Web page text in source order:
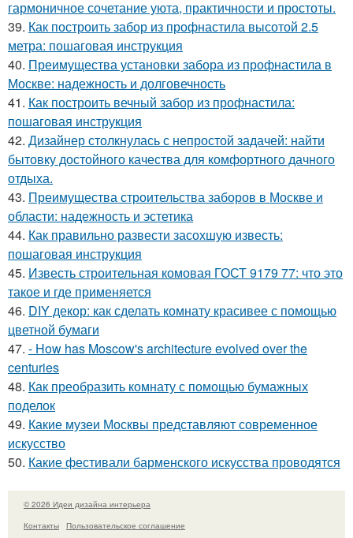
гармоничное сочетание уюта, практичности и простоты.
39. Как построить забор из профнастила высотой 2.5
метра: пошаговая инструкция
40. Преимущества установки забора из профнастила в
Москве: надежность и долговечность
41. Как построить вечный забор из профнастила:
пошаговая инструкция
42. Дизайнер столкнулась с непростой задачей: найти
бытовку достойного качества для комфортного дачного
отдыха.
43. Преимущества строительства заборов в Москве и
области: надежность и эстетика
44. Как правильно развести засохшую известь:
пошаговая инструкция
45. Известь строительная комовая ГОСТ 9179 77: что это
такое и где применяется
46. DIY декор: как сделать комнату красивее с помощью
цветной бумаги
47. - How has Moscow's architecture evolved over the
centuries
48. Как преобразить комнату с помощью бумажных
поделок
49. Какие музеи Москвы представляют современное
искусство
50. Какие фестивали барменского искусства проводятся
© 2026 Идеи дизайна интерьера
Контакты
Пользовательское соглашение